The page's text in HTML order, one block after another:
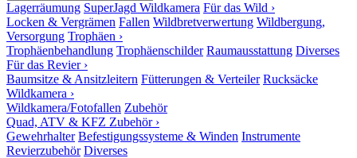
Lagerräumung SuperJagd Wildkamera Für das Wild ›
Locken & Vergrämen Fallen Wildbretverwertung Wildbergung,
Versorgung Trophäen ›
Trophäenbehandlung Trophäenschilder Raumausstattung Diverses
Für das Revier ›
Baumsitze & Ansitzleitern Fütterungen & Verteiler Rucksäcke
Wildkamera ›
Wildkamera/Fotofallen Zubehör
Quad, ATV & KFZ Zubehör ›
Gewehrhalter Befestigungssysteme & Winden Instrumente
Revierzubehör Diverses